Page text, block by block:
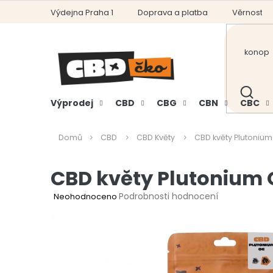
Výdejna Praha 1 Doprava a platba Věrnostní
HLEDAT
Výprodej CBD CBG CBN CBC
Domů CBD CBD Květy CBD květy
CBD květy Plutonium
Průměrné
Neohodnoceno Podrobnosti hodnocení